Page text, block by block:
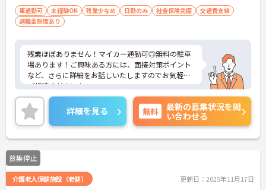
車通勤可 未経験OK 残業少なめ 日勤のみ 社会保険完備
交通費支給
退職金制度あり
残業ほぼありません！マイカー通勤可◎無料の駐車
場あります！ご興味ある方には、面接対策ポイント
など、さらに詳細をお話しいたしますのでお気軽に
ご相談ください！
詳細を見る 無料
最新の募集状況を問
い合わせる
募集停止
介護老人保健施設（老健） 更新日：2025年11月17日